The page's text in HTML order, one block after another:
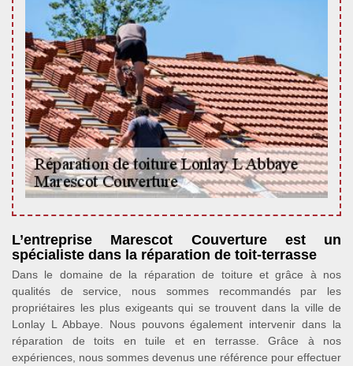
L’entreprise Marescot Couverture est un
spécialiste dans la réparation de toit-terrasse
Dans le domaine de la réparation de toiture et grâce à nos
qualités de service, nous sommes recommandés par les
propriétaires les plus exigeants qui se trouvent dans la ville de
Lonlay L Abbaye. Nous pouvons également intervenir dans la
réparation de toits en tuile et en terrasse. Grâce à nos
expériences, nous sommes devenus une référence pour effectuer